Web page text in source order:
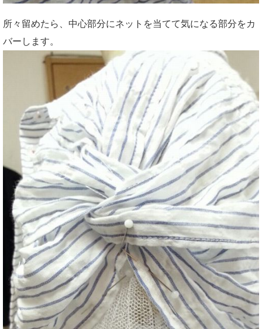
所々留めたら、中心部分にネットを当てて気になる部分をカ
バーします。